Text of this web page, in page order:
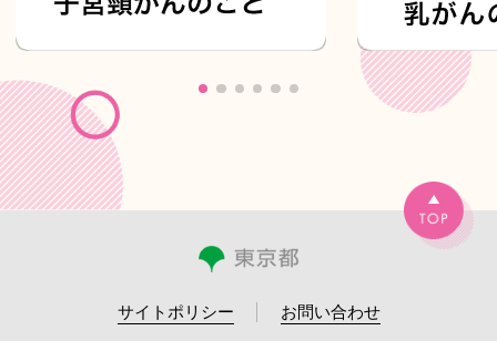
サイトポリシー お問い合わせ